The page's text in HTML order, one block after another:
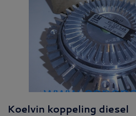
Koelvin koppeling diesel